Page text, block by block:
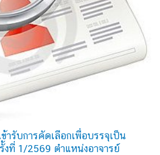
ารับการคัดเลือกเพื่อบรรจุเป็น
งที่ 1/2569 ตำแหน่งอาจารย์